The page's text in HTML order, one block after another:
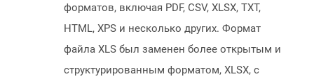
форматов, включая PDF, CSV, XLSX, TXT,
HTML, XPS и несколько других. Формат
файла XLS был заменен более открытым и
структурированным форматом, XLSX, с